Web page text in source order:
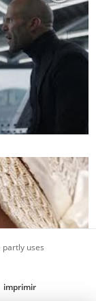
uses
imprimir